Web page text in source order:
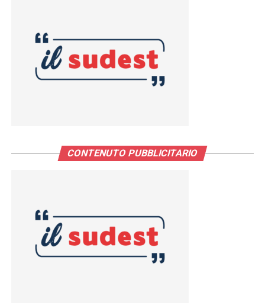
CONTENUTO PUBBLICITARIO